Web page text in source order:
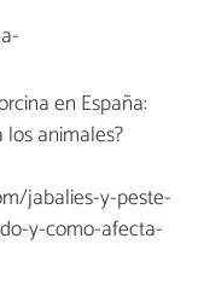
en España:
animales?
jabalies-y-peste-
y-como-afecta-